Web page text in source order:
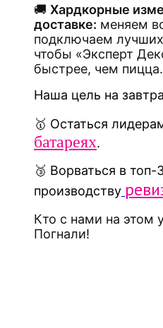
🚚 Хардкорные
доставке: меняем
подключаем
чтобы «Эксперт
быстрее, чем пицца.
Наша цель на
🥇 Остаться
батареях.
🥉 Ворваться в топ-
производству
Кто с нами на этом
Погнали!